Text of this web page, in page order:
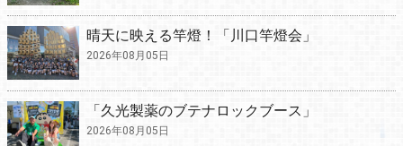
晴天に映える竿燈！「川口竿燈会」
2026年08月05日
「久光製薬のブテナロックブース」
2026年08月05日